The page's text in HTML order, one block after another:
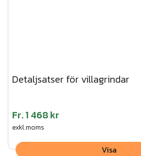
Detaljsatser för villagrindar
Fr.1 468 kr
exkl.moms
Visa